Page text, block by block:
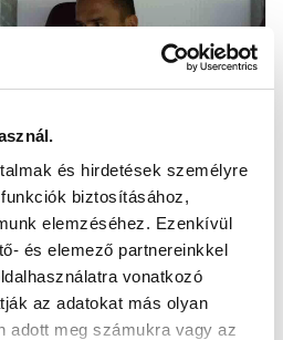
és hirdetések személyre
biztosításához,
elemzéséhez. Ezenkívül
és elemező partnereinkkel
vonatkozó
az adatokat más olyan
adott meg számukra vagy az
GYŐZELMET
az újpesti sikerünk után.